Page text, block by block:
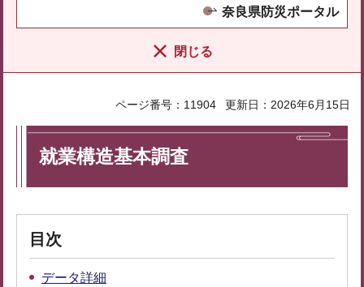
奈良県防災ポータル
閉じる
ページ番号：11904 更新日：2026年6月15日
就業構造基本調査
目次
データ詳細